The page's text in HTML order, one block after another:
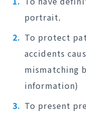
portrait.
To protect
accidents
mismatching
information)
To present